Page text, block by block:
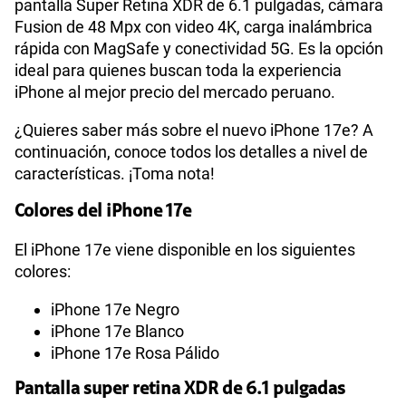
WiFI
Peso
Bluetooth
Principal
Cámara de fotos Frontal
Capacidad Memoria Interna 256 GB | 512 GB
pantalla Super Retina XDR de 6.1 pulgadas, cámara
Fusion de 48 Mpx con video 4K, carga inalámbrica
rápida con MagSafe y conectividad 5G. Es la opción
ideal para quienes buscan toda la experiencia
iPhone al mejor precio del mercado peruano.
¿Quieres saber más sobre el nuevo iPhone 17e? A
continuación, conoce todos los detalles a nivel de
características. ¡Toma nota!
Colores del iPhone 17e
El iPhone 17e viene disponible en los siguientes
colores:
iPhone 17e Negro
iPhone 17e Blanco
iPhone 17e Rosa Pálido
Pantalla super retina XDR de 6.1 pulgadas